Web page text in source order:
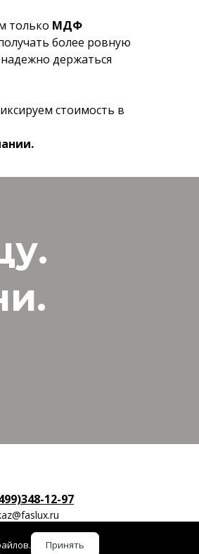
только МДФ
более ровную
держаться
стоимость в
12-97
Принять